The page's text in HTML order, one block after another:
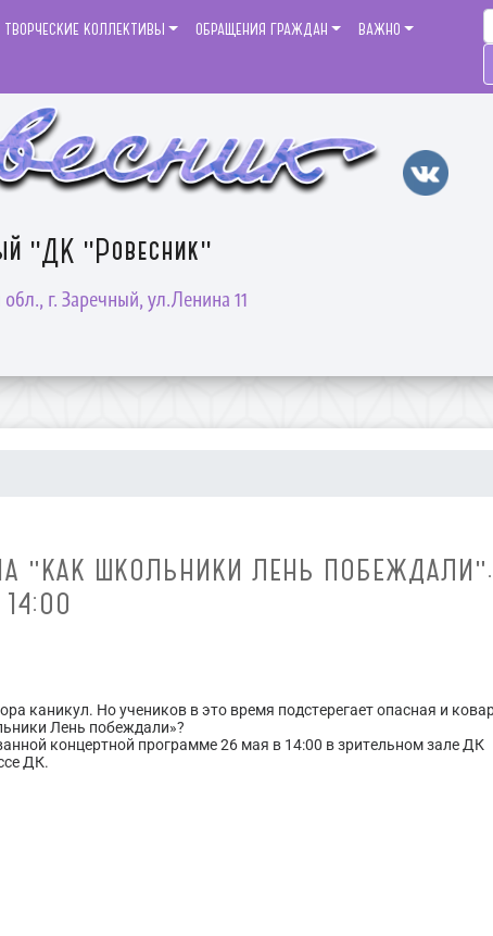
"ДК "Ровесник"
г. Заречный, ул.Ленина 11
ТВОРЧЕСКИЕ КОЛЛЕКТИВЫ ОБРАЩЕНИЯ ГРАЖДАН
ВАЖНО
"КАК ШКОЛЬНИКИ ЛЕНЬ
каникул. Но учеников в это время подстерегает опасная и
Лень побеждали»?
концертной программе 26 мая в 14:00 в зрительном зале ДК
ДК.